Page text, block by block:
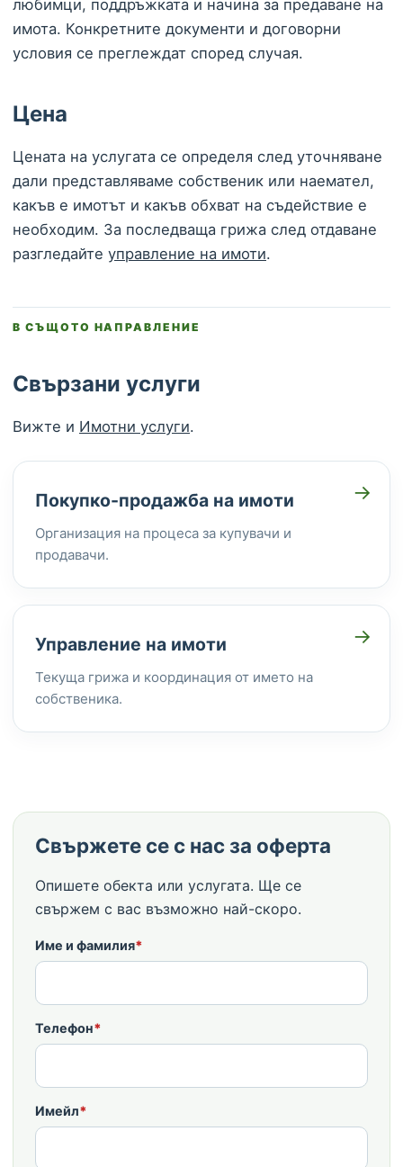
любимци, поддръжката и начина за предаване на
имота. Конкретните документи и договорни
условия се преглеждат според случая.
Цена
Цената на услугата се определя след уточняване
дали представляваме собственик или наемател,
какъв е имотът и какъв обхват на съдействие е
необходим. За последваща грижа след отдаване
разгледайте управление на имоти.
В СЪЩОТО НАПРАВЛЕНИЕ
Свързани услуги
Вижте и Имотни услуги.
→
Покупко-продажба на имоти
Организация на процеса за купувачи и
продавачи.
→
Управление на имоти
Текуща грижа и координация от името на
собственика.
Свържете се с нас за оферта
Опишете обекта или услугата. Ще се
свържем с вас възможно най-скоро.
Име и фамилия*
Телефон*
Имейл*